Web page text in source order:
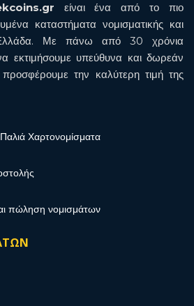
είναι ένα από το πιο
καταστήματα νομισματικής και
Ελλάδα. Με πάνω από 30 χρόνια
εκτιμήσουμε υπεύθυνα και δωρεάν
την καλύτερη τιμή της
Χαρτονομίσματα
πώληση νομισμάτων